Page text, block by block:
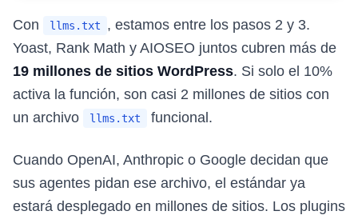
Con llms.txt
, estamos entre los pasos 2 y 3.
Yoast, Rank Math y AIOSEO juntos cubren más de
19 millones de sitios WordPress. Si solo el 10%
activa la función, son casi 2 millones de sitios con
un archivo
llms.txt funcional.
Cuando OpenAI, Anthropic o Google decidan que
sus agentes pidan ese archivo, el estándar ya
estará desplegado en millones de sitios. Los plugins